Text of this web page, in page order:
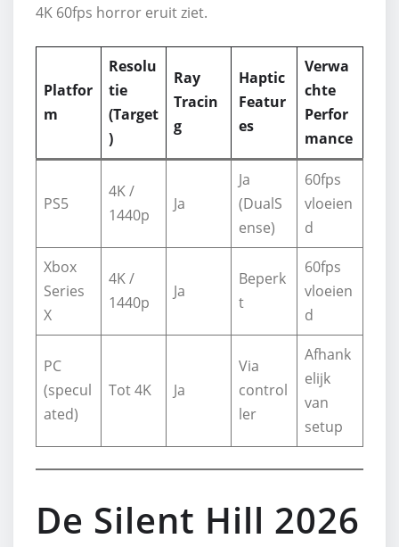
4K 60fps horror eruit ziet.
Platfor
m
Resolu
tie
(Target
)
Ray
Tracin
g
Haptic
Featur
es
Verwa
chte
Perfor
mance
PS5
4K /
1440p
Ja
Ja
(DualS
ense)
60fps
vloeien
d
Xbox
Series
X
4K /
1440p
Ja
Beperk
t
60fps
vloeien
d
PC
(specul
ated)
Tot 4K Ja
Via
control
ler
Afhank
elijk
van
setup
De Silent Hill 2026